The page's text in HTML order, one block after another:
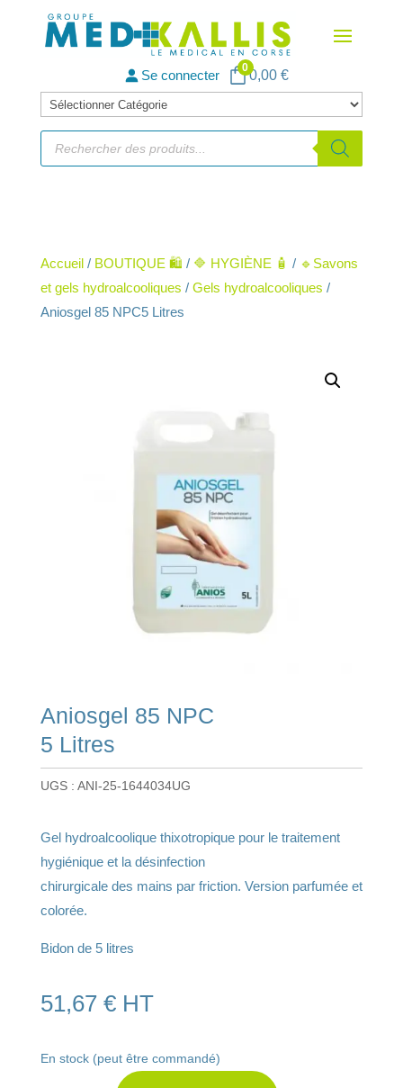
Se connecter 00,00 €
Catégories
de
produits
Recherche
produits
Accueil/ BOUTIQUE 🛍️ / 🔷 HYGIÈNE 🧴 / 🔹Savons
et gels hydroalcooliques / Gels hydroalcooliques /
Aniosgel 85 NPC5 Litres
Aniosgel 85 NPC
5 Litres
UGS : ANI-25-1644034UG
Gel hydroalcoolique thixotropique pour le traitement
hygiénique et la désinfection
chirurgicale des mains par friction. Version parfumée et
colorée.
Bidon de 5 litres
51,67 € HT
En stock (peut être commandé)